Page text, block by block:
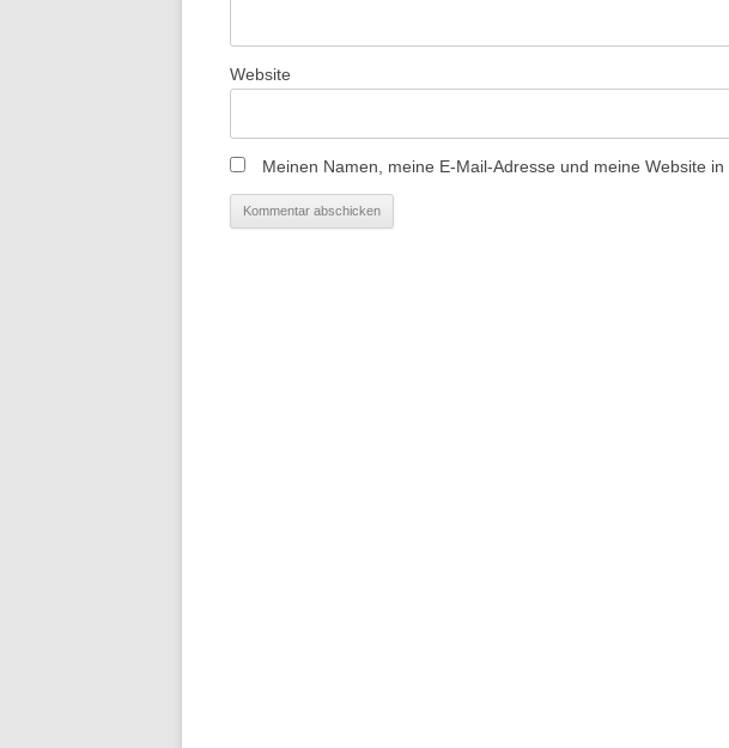
Website
Meinen Namen, meine E-Mail-Adresse und meine Website